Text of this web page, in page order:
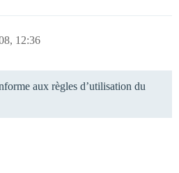
12:36
aux règles d’utilisation du